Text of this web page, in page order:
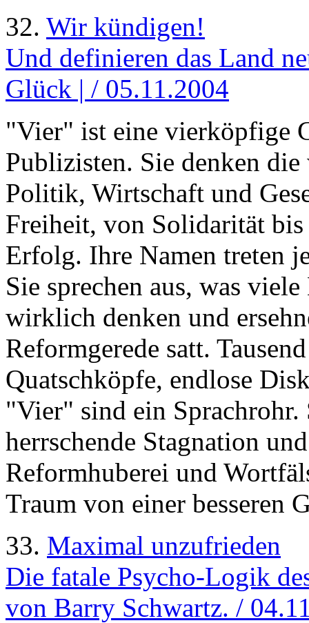
32. Wir kündigen!
Und definieren das Land
Glück | / 05.11.2004
"Vier" ist eine vierköpfige
Publizisten. Sie denken
Politik, Wirtschaft und
Freiheit, von Solidarität
Erfolg. Ihre Namen treten
Sie sprechen aus, was
wirklich denken und
Reformgerede satt.
Quatschköpfe, endlose
"Vier" sind ein Sprachrohr.
herrschende Stagnation
Reformhuberei und
Traum von einer besseren
33. Maximal unzufrieden
Die fatale Psycho-Logik
von Barry Schwartz. /